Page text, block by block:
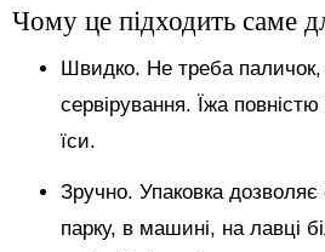
Чому це підходить саме
Швидко. Не треба паличок,
сервірування. Їжа
їси.
Зручно. Упаковка дозволяє
парку, в машині, на лавці